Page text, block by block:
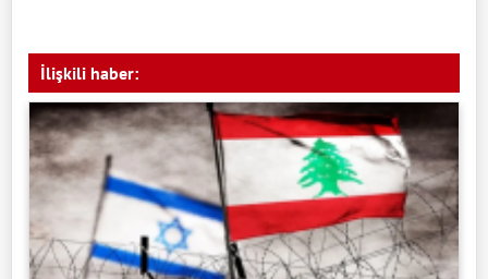
İlişkili haber: